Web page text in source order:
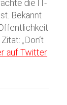
die IT-
Bekannt
„Don’t
auf Twitter